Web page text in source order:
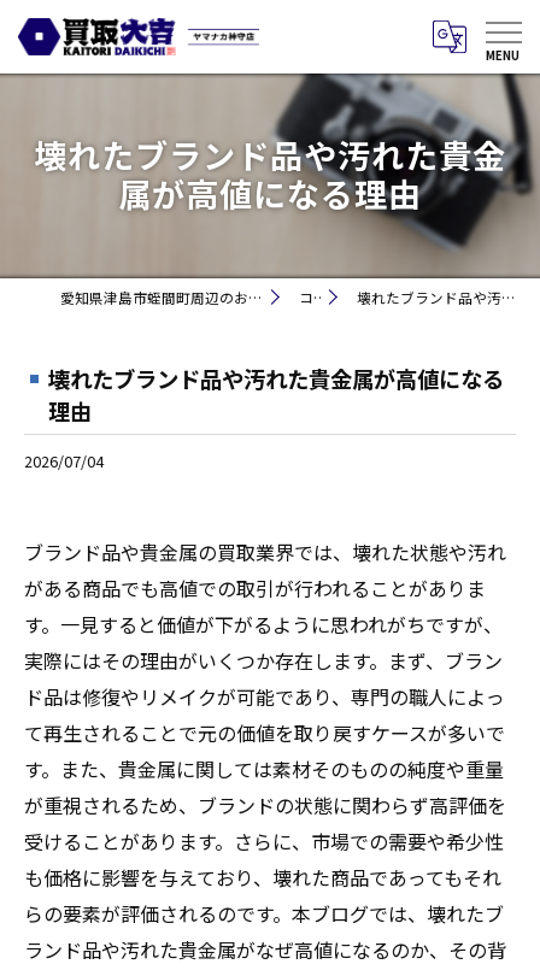
壊れたブランド品や汚れた貴金
属が高値になる理由
愛知県津島市蛭間町周辺のお買取りなら買取大吉 ヤマナカ神守店 コラム 壊れたブランド品や汚れた貴金属が高値になる理由
壊れたブランド品や汚れた貴金属が高値になる
理由
2026/07/04
ブランド品や貴金属の買取業界では、壊れた状態や汚れ
がある商品でも高値での取引が行われることがありま
す。一見すると価値が下がるように思われがちですが、
実際にはその理由がいくつか存在します。まず、ブラン
ド品は修復やリメイクが可能であり、専門の職人によっ
て再生されることで元の価値を取り戻すケースが多いで
す。また、貴金属に関しては素材そのものの純度や重量
が重視されるため、ブランドの状態に関わらず高評価を
受けることがあります。さらに、市場での需要や希少性
も価格に影響を与えており、壊れた商品であってもそれ
らの要素が評価されるのです。本ブログでは、壊れたブ
ランド品や汚れた貴金属がなぜ高値になるのか、その背